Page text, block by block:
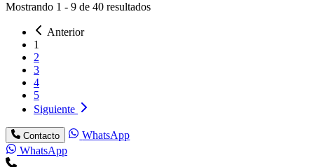
Mostrando 1 - 9 de 40 resultados
Anterior
1
2
3
4
5
Siguiente
Contacto
WhatsApp
WhatsApp